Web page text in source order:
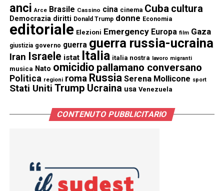
anci Arce Brasile Cassino cina cinema Cuba cultura
Democrazia diritti Donald Trump donne Economia
editoriale Elezioni Emergency Europa film Gaza
giustizia governo guerra guerra russia-ucraina
Iran Israele istat Italia italia nostra lavoro migranti
musica Nato omicidio pallamano conversano
Politica regioni roma Russia Serena Mollicone sport
Stati Uniti Trump Ucraina usa Venezuela
CONTENUTO PUBBLICITARIO